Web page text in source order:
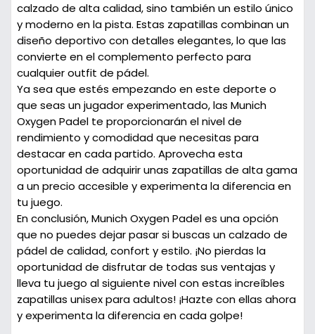
calzado de alta calidad, sino también un estilo único
y moderno en la pista. Estas zapatillas combinan un
diseño deportivo con detalles elegantes, lo que las
convierte en el complemento perfecto para
cualquier outfit de pádel.
Ya sea que estés empezando en este deporte o
que seas un jugador experimentado, las Munich
Oxygen Padel te proporcionarán el nivel de
rendimiento y comodidad que necesitas para
destacar en cada partido. Aprovecha esta
oportunidad de adquirir unas zapatillas de alta gama
a un precio accesible y experimenta la diferencia en
tu juego.
En conclusión, Munich Oxygen Padel es una opción
que no puedes dejar pasar si buscas un calzado de
pádel de calidad, confort y estilo. ¡No pierdas la
oportunidad de disfrutar de todas sus ventajas y
lleva tu juego al siguiente nivel con estas increíbles
zapatillas unisex para adultos! ¡Hazte con ellas ahora
y experimenta la diferencia en cada golpe!